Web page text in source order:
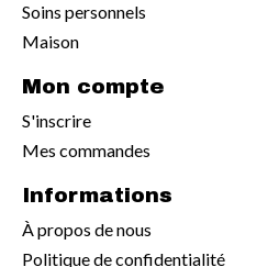
Soins personnels
Maison
Mon compte
S'inscrire
Mes commandes
Informations
À propos de nous
Politique de confidentialité